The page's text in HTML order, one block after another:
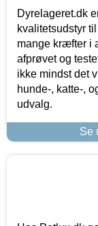
Dyrelageret.dk
kvalitetsudstyr
mange kræfter i
afprøvet og
ikke mindst det
hunde-, katte-,
udvalg.
Se